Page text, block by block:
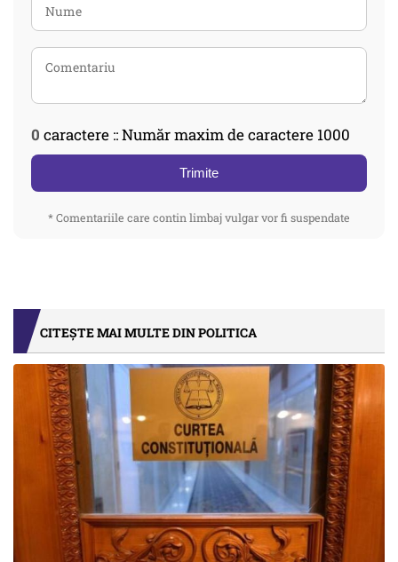
0 caractere :: Număr maxim de caractere 1000
Trimite
* Comentariile care contin limbaj vulgar vor fi suspendate
CITEȘTE MAI MULTE DIN POLITICA